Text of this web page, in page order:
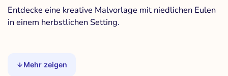
Entdecke eine kreative Malvorlage mit niedlichen Eulen
in einem herbstlichen Setting.
Mehr zeigen